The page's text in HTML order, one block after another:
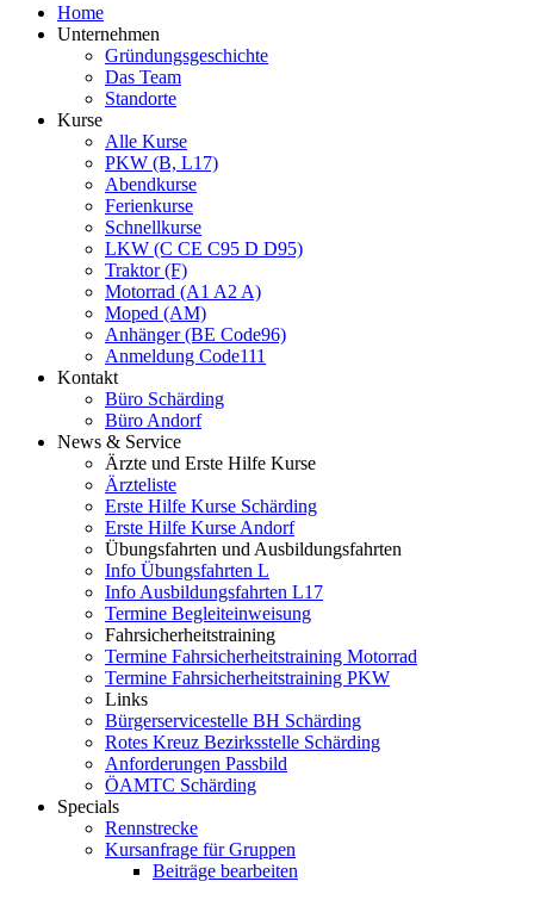
Home
Unternehmen
Gründungsgeschichte
Das Team
Standorte
Kurse
Alle Kurse
PKW (B, L17)
Abendkurse
Ferienkurse
Schnellkurse
LKW (C CE C95 D D95)
Traktor (F)
Motorrad (A1 A2 A)
Moped (AM)
Anhänger (BE Code96)
Anmeldung Code111
Kontakt
Büro Schärding
Büro Andorf
News & Service
Ärzte und Erste Hilfe Kurse
Ärzteliste
Erste Hilfe Kurse Schärding
Erste Hilfe Kurse Andorf
Übungsfahrten und Ausbildungsfahrten
Info Übungsfahrten L
Info Ausbildungsfahrten L17
Termine Begleiteinweisung
Fahrsicherheitstraining
Termine Fahrsicherheitstraining Motorrad
Termine Fahrsicherheitstraining PKW
Links
Bürgerservicestelle BH Schärding
Rotes Kreuz Bezirksstelle Schärding
Anforderungen Passbild
ÖAMTC Schärding
Specials
Rennstrecke
Kursanfrage für Gruppen
Beiträge bearbeiten